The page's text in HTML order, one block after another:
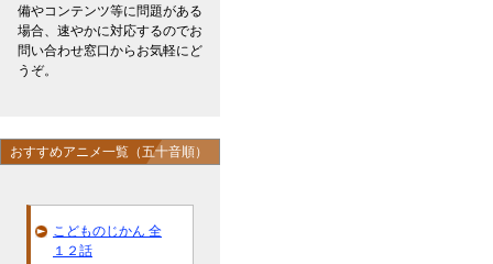
備やコンテンツ等に問題がある
場合、速やかに対応するのでお
問い合わせ窓口からお気軽にど
うぞ。
おすすめアニメ一覧（五十音順）
こどものじかん 全
１２話